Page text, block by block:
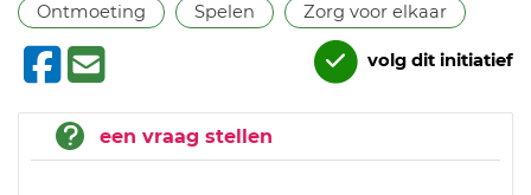
Ontmoeting
Spelen Zorg voor elkaar
volg dit initiatief
een vraag stellen